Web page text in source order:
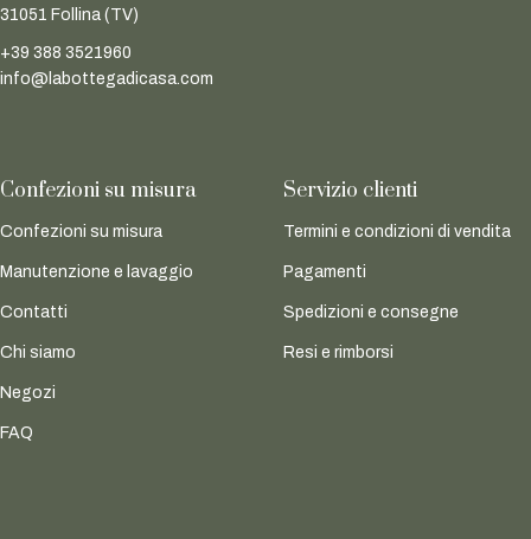
31051 Follina (TV)
+39 388 3521960
info@labottegadicasa.com
Confezioni su misura
Confezioni su misura
Manutenzione e lavaggio
Contatti
Chi siamo
Negozi
FAQ
Servizio clienti
Termini e condizioni di vendita
Pagamenti
Spedizioni e consegne
Resi e rimborsi